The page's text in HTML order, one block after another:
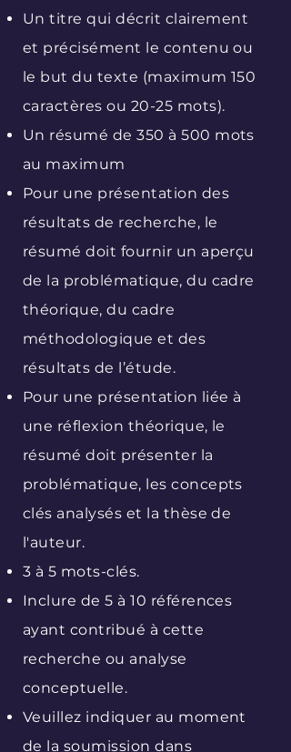
Un titre qui décrit clairement
et précisément le contenu ou
le but du texte (maximum 150
caractères ou 20-25 mots).
Un résumé de 350 à 500 mots
au maximum
Pour une présentation des
résultats de recherche, le
résumé doit fournir un aperçu
de la problématique, du cadre
théorique, du cadre
méthodologique et des
résultats de l’étude.
Pour une présentation liée à
une réflexion théorique, le
résumé doit présenter la
problématique, les concepts
clés analysés et la thèse de
l'auteur.
3 à 5 mots-clés.
Inclure de 5 à 10 références
ayant contribué à cette
recherche ou analyse
conceptuelle.
Veuillez indiquer au moment
de la soumission dans